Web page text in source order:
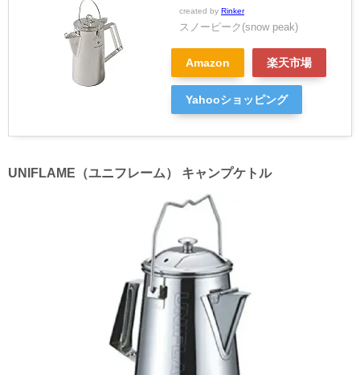
created by Rinker
スノーピーク(snow peak)
Amazon 楽天市場
Yahooショッピング
UNIFLAME（ユニフレーム） キャンプケトル